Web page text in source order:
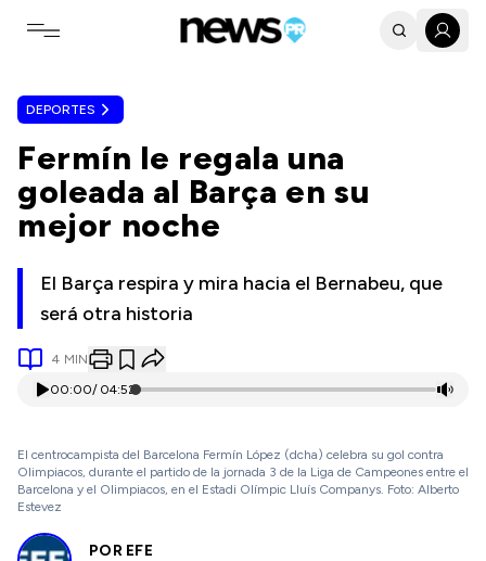
Toggle navigation menu
DEPORTES
Fermín le regala una
goleada al Barça en su
mejor noche
El Barça respira y mira hacia el Bernabeu, que
será otra historia
4 MIN
00:00/ 04:52
El centrocampista del Barcelona Fermín López (dcha) celebra su gol contra
Olimpiacos, durante el partido de la jornada 3 de la Liga de Campeones entre el
Barcelona y el Olimpiacos, en el Estadi Olímpic Lluís Companys. Foto: Alberto
Estevez
POR EFE